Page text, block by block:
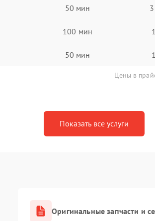
50 мин
100 мин
50 мин
Цены в
Показать все услуги
Оригинальные запчасти и